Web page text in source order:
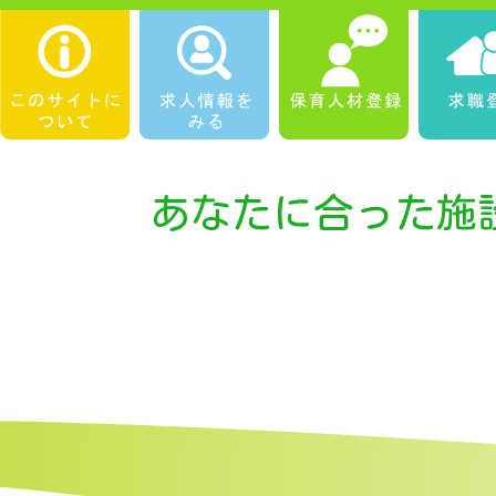
あなたに合った施